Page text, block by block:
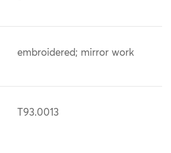
embroidered; mirror work
T93.0013